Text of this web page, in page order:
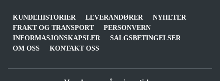
KUNDEHISTORIER LEVERANDØRER
NYHETER
FRAKT OG TRANSPORT
PERSONVERN
INFORMASJONSKAPSLER
SALGSBETINGELSER
OM OSS
KONTAKT OSS